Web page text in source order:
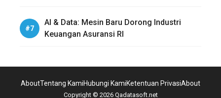
AI & Data: Mesin Baru Dorong Industri
Keuangan Asuransi RI
Copyright © 2026 Qadatasoft.net
AboutTentang KamiHubungi KamiKetentuan PrivasiAbout